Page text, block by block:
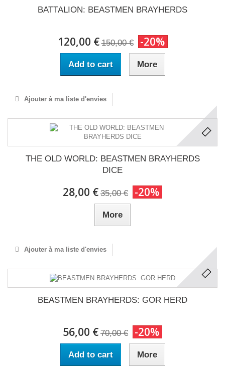
BATTALION: BEASTMEN BRAYHERDS
120,00 € 150,00 € -20%
Add to cart More
Ajouter à ma liste d'envies
THE OLD WORLD: BEASTMEN BRAYHERDS
DICE
28,00 € 35,00 € -20%
More
Ajouter à ma liste d'envies
BEASTMEN BRAYHERDS: GOR HERD
56,00 € 70,00 € -20%
Add to cart More